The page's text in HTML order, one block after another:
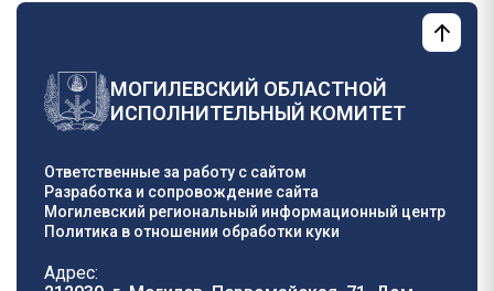
МОГИЛЕВСКИЙ ОБЛАСТНОЙ
ИСПОЛНИТЕЛЬНЫЙ КОМИТЕТ
Ответственные за работу с сайтом
Разработка и сопровождение сайта
Могилевский региональный информационный центр
Политика в отношении обработки куки
Адрес: